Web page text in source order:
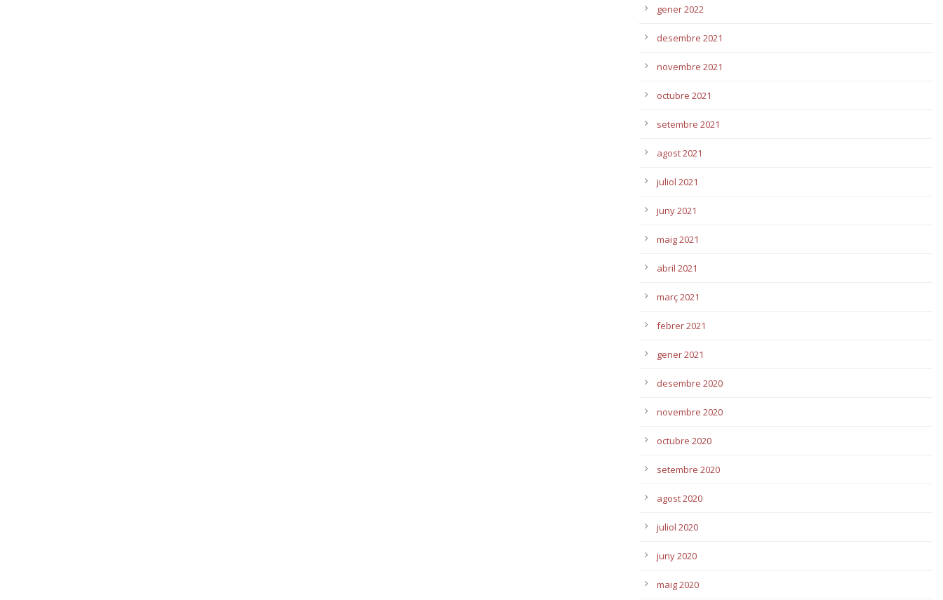
gener 2022
desembre 2021
novembre 2021
octubre 2021
setembre 2021
agost 2021
juliol 2021
juny 2021
maig 2021
abril 2021
març 2021
febrer 2021
gener 2021
desembre 2020
novembre 2020
octubre 2020
setembre 2020
agost 2020
juliol 2020
juny 2020
maig 2020